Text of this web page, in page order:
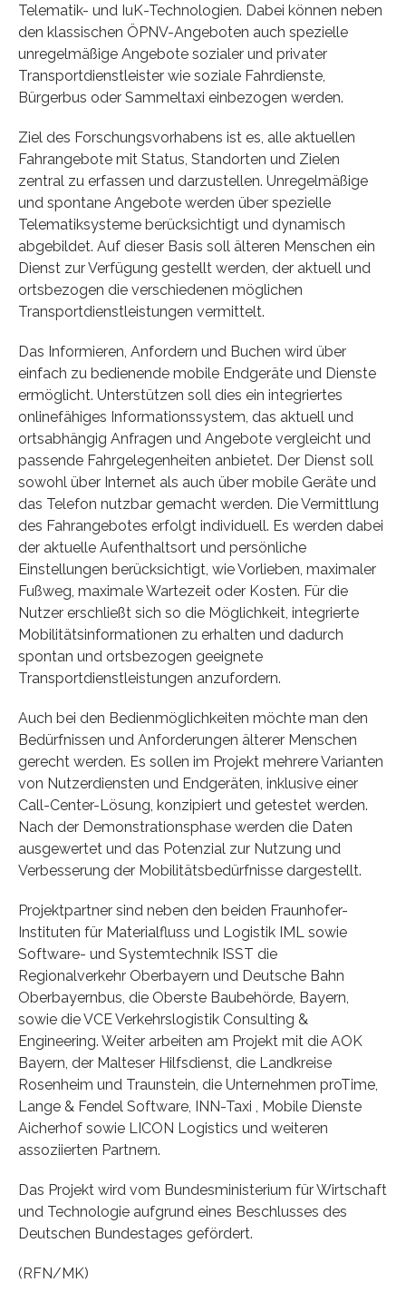
Telematik- und IuK-Technologien. Dabei können neben
den klassischen ÖPNV-Angeboten auch spezielle
unregelmäßige Angebote sozialer und privater
Transportdienstleister wie soziale Fahrdienste,
Bürgerbus oder Sammeltaxi einbezogen werden.
Ziel des Forschungsvorhabens ist es, alle aktuellen
Fahrangebote mit Status, Standorten und Zielen
zentral zu erfassen und darzustellen. Unregelmäßige
und spontane Angebote werden über spezielle
Telematiksysteme berücksichtigt und dynamisch
abgebildet. Auf dieser Basis soll älteren Menschen ein
Dienst zur Verfügung gestellt werden, der aktuell und
ortsbezogen die verschiedenen möglichen
Transportdienstleistungen vermittelt.
Das Informieren, Anfordern und Buchen wird über
einfach zu bedienende mobile Endgeräte und Dienste
ermöglicht. Unterstützen soll dies ein integriertes
onlinefähiges Informationssystem, das aktuell und
ortsabhängig Anfragen und Angebote vergleicht und
passende Fahrgelegenheiten anbietet. Der Dienst soll
sowohl über Internet als auch über mobile Geräte und
das Telefon nutzbar gemacht werden. Die Vermittlung
des Fahrangebotes erfolgt individuell. Es werden dabei
der aktuelle Aufenthaltsort und persönliche
Einstellungen berücksichtigt, wie Vorlieben, maximaler
Fußweg, maximale Wartezeit oder Kosten. Für die
Nutzer erschließt sich so die Möglichkeit, integrierte
Mobilitätsinformationen zu erhalten und dadurch
spontan und ortsbezogen geeignete
Transportdienstleistungen anzufordern.
Auch bei den Bedienmöglichkeiten möchte man den
Bedürfnissen und Anforderungen älterer Menschen
gerecht werden. Es sollen im Projekt mehrere Varianten
von Nutzerdiensten und Endgeräten, inklusive einer
Call-Center-Lösung, konzipiert und getestet werden.
Nach der Demonstrationsphase werden die Daten
ausgewertet und das Potenzial zur Nutzung und
Verbesserung der Mobilitätsbedürfnisse dargestellt.
Projektpartner sind neben den beiden Fraunhofer-
Instituten für Materialfluss und Logistik IML sowie
Software- und Systemtechnik ISST die
Regionalverkehr Oberbayern und Deutsche Bahn
Oberbayernbus, die Oberste Baubehörde, Bayern,
sowie die VCE Verkehrslogistik Consulting &
Engineering. Weiter arbeiten am Projekt mit die AOK
Bayern, der Malteser Hilfsdienst, die Landkreise
Rosenheim und Traunstein, die Unternehmen proTime,
Lange & Fendel Software, INN-Taxi , Mobile Dienste
Aicherhof sowie LICON Logistics und weiteren
assoziierten Partnern.
Das Projekt wird vom Bundesministerium für Wirtschaft
und Technologie aufgrund eines Beschlusses des
Deutschen Bundestages gefördert.
(RFN/MK)